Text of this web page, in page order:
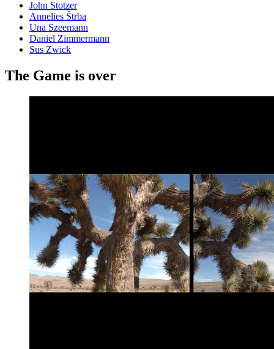
John Stotzer
Annelies Štrba
Una Szeemann
Daniel Zimmermann
Sus Zwick
The Game is over